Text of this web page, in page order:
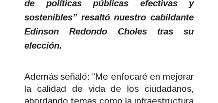
de políticas públicas efectivas y
sostenibles” resaltó nuestro cabildante
Edinson Redondo Choles tras su
elección.
Además señaló: “Me enfocaré en mejorar
la calidad de vida de los ciudadanos,
abordando temas como la infraestructura